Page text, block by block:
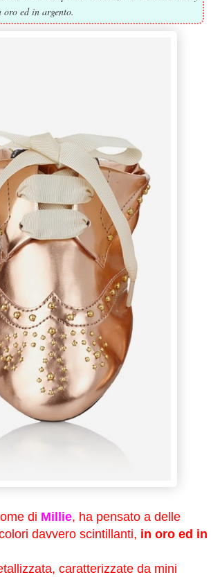
ed in argento.
di Millie, ha pensato a delle
davvero scintillanti, in oro ed in
caratterizzate da mini